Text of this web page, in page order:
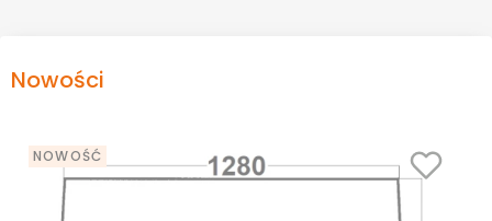
Nowości
NOWOŚĆ